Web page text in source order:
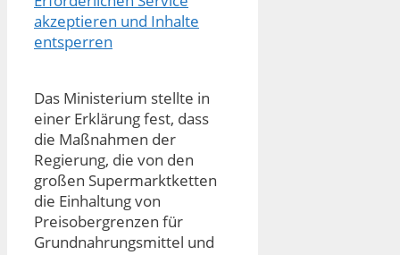
akzeptieren und Inhalte
entsperren
Das Ministerium stellte in
einer Erklärung fest, dass
die Maßnahmen der
Regierung, die von den
großen Supermarktketten
die Einhaltung von
Preisobergrenzen für
Grundnahrungsmittel und